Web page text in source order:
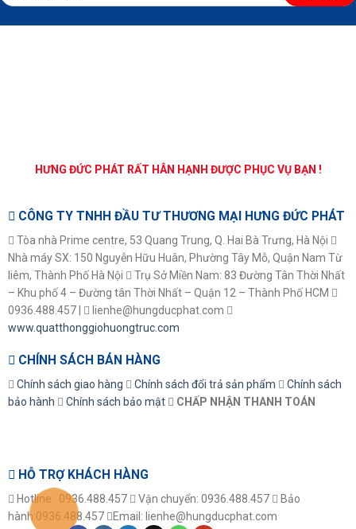
HƯNG ĐỨC PHÁT RẤT HÂN HẠNH ĐƯỢC PHỤC VỤ BẠN !
CÔNG TY TNHH ĐẦU TƯ THƯƠNG MẠI HƯNG ĐỨC PHÁT
Tòa nhà Prime centre, 53 Quang Trung, Q. Hai Bà Trưng, Hà Nội
Nhà máy SX: 150 Nguyễn Hữu Huân, Phường Tây Mỗ, Quận Nam Từ
liêm, Thành Phố Hà Nội
Trụ Sở Miền Nam: 83 Đường Tân Thời Nhất
– Khu phố 4 – Đường tân Thời Nhất – Quận 12 – Thành Phố HCM
0936.488.457 |
lienhe@hungducphat.com
www.quatthonggiohuongtruc.com
CHÍNH SÁCH BÁN HÀNG
Chính sách giao hàng Chính sách đổi trả sản phẩm
Chính sách
bảo hành
Chính sách bảo mật CHẤP NHẬN THANH TOÁN
HỖ TRỢ KHÁCH HÀNG
Hotline: 0936.488.457 Vận chuyển: 0936.488.457
Bảo
hành:0936.488.457
Email: lienhe@hungducphat.com